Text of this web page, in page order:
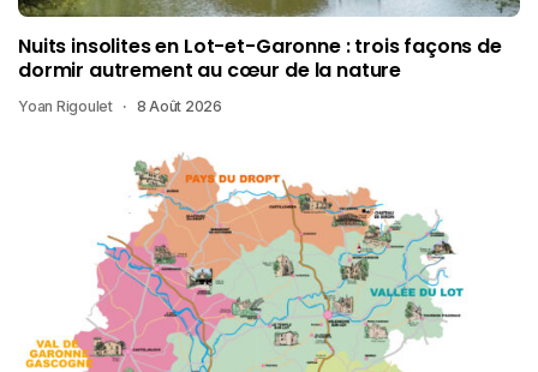
Nuits insolites en Lot-et-Garonne : trois façons de
dormir autrement au cœur de la nature
Yoan Rigoulet 8 Août 2026